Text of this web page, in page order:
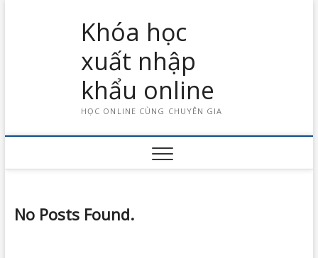
Khóa học
xuất nhập
khẩu online
HỌC ONLINE CÙNG CHUYÊN GIA
No Posts Found.